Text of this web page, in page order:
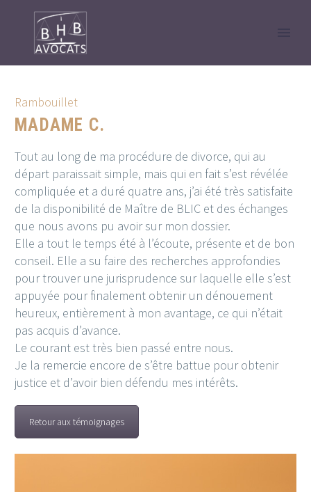
Rambouillet
MADAME C.
Tout au long de ma procédure de divorce, qui au
départ paraissait simple, mais qui en fait s’est révélée
compliquée et a duré quatre ans, j’ai été très satisfaite
de la disponibilité de Maître de BLIC et des échanges
que nous avons pu avoir sur mon dossier.
Elle a tout le temps été à l’écoute, présente et de bon
conseil. Elle a su faire des recherches approfondies
pour trouver une jurisprudence sur laquelle elle s’est
appuyée pour finalement obtenir un dénouement
heureux, entièrement à mon avantage, ce qui n’était
pas acquis d’avance.
Le courant est très bien passé entre nous.
Je la remercie encore de s’être battue pour obtenir
justice et d’avoir bien défendu mes intérêts.
Retour aux témoignages